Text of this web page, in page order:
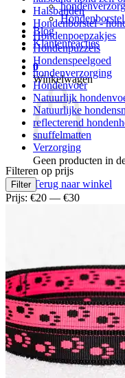
Blog
Klantenreacties
0
Winkelwagen
Geen producten in
Terug naar winkel
Halsbanden
Hondenborstel -
Hondenpoepzakjes
Hondenpuzzels
Hondenspeelgoed
hondenverzorging
Hondenvoer
Natuurlijk
Natuurlijke
reflecterend
snuffelmatten
Verzorging
Filteren op prijs
Min.
prijs
Max.
prijs
Filter
Prijs: €20 — €30